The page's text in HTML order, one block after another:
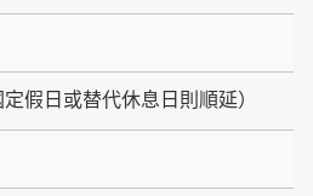
假日或替代休息日則順延）